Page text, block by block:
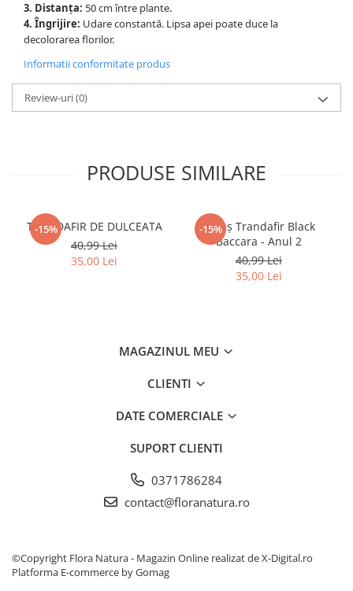
3. Distanța: 50 cm între plante.
4. Îngrijire: Udare constantă. Lipsa apei poate duce la
decolorarea florilor.
Informatii conformitate produs
Review-uri(0)
PRODUSE SIMILARE
-15%
TRANDAFIR DE DULCEATA
40,99 Lei
35,00 Lei
-15%
Butaș Trandafir Black
Baccara - Anul 2
40,99 Lei
35,00 Lei
MAGAZINUL MEU
CLIENTI
DATE COMERCIALE
SUPORT CLIENTI
0371786284
contact@floranatura.ro
©Copyright Flora Natura - Magazin Online realizat de X-Digital.ro
Platforma E-commerce by Gomag